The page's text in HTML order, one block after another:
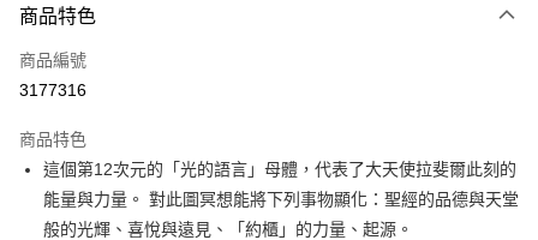
信用卡一次付款
超商取貨付款
Apple Pay
街口支付
商品特色
商品編號
3177316
商品特色
這個第12次元的「光的語言」母體，代表了大天使拉斐爾此刻的
能量與力量。 對此圖冥想能將下列事物顯化：聖經的品德與天堂
般的光輝、喜悅與遠見、「約櫃」的力量、起源。